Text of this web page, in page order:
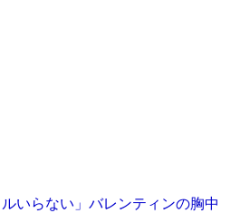
いらない」バレンティンの胸中